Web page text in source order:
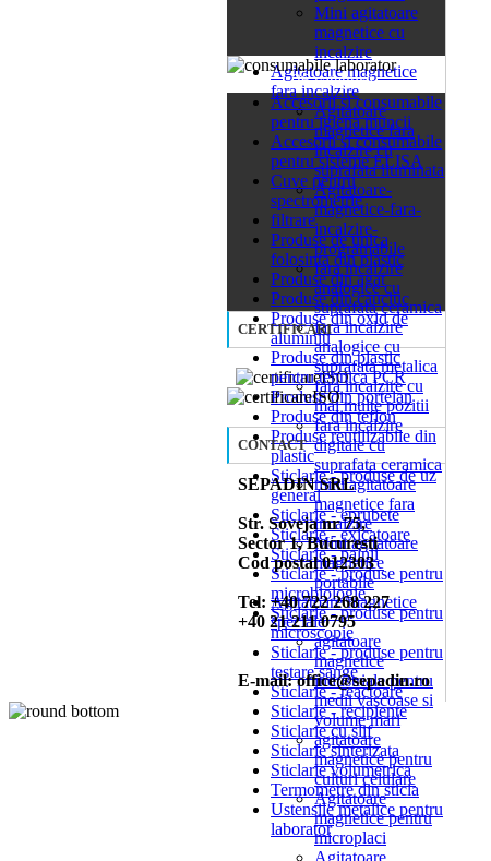
Mini agitatoare
magnetice cu
incalzire
Agitatoare magnetice
fara incalzire
Agitatoare
magnetice fara
incalzire cu
suprafata iluminata
Agitatoare-
magnetice-fara-
incalzire-
programabile
fara incalzire
analogice cu
suprafata ceramica
fara incalzire
analogice cu
suprafata metalica
fara incalzire cu
mai multe pozitii
fara incalzire
digitale cu
suprafata ceramica
mini agitatoare
magnetice fara
incalzire
Mini agitatoare
magnetice
portabile
Agitatoare magnetice
speciale
agitatoare
magnetice
industriale pentru
medii vascoase si
volume mari
agitatoare
magnetice pentru
culturi celulare
Agitatoare
magnetice pentru
microplaci
Agitatoare
26 categorii
Accesorii si consumabile
pentru igiena muncii
Accesorii si consumabile
pentru sisteme ELISA
Cuve pentru
spectrometrie
filtrare
Produse de unica
folosinta din plastic
Produse din agat
Produse din cauciuc
Produse din oxid de
aluminiu
Produse din plastic
pentru tehnica PCR
Produse din portelan
Produse din teflon
Produse reutilizabile din
plastic
Sticlarie - produse de uz
general
Sticlarie - eprubete
Sticlarie - exicatoare
Sticlarie - palnii
Sticlarie - produse pentru
microbiologie
Sticlarie - produse pentru
microscopie
Sticlarie - produse pentru
testare sange
Sticlarie - reactoare
Sticlarie - recipiente
Sticlarie cu slif
Sticlarie sinterizata
Sticlarie volumetrica
Termometre din sticla
Ustensile metalice pentru
laborator
CERTIFICARI
CONTACT
SEPADIN SRL
Str. Soveja nr 75,
Sector 1, Bucuresti
Cod postal 012303
Tel: +40 722 268 227
+40 21 211 0795
E-mail: office@sepadin.ro